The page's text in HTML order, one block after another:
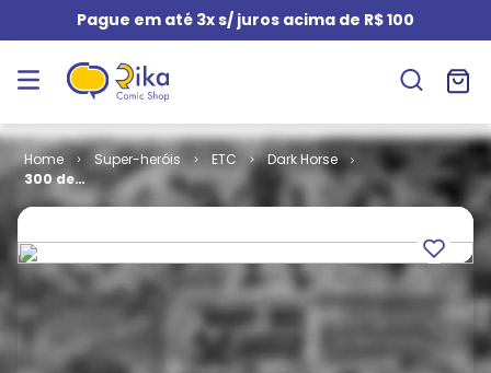
Pague em até 3x s/ juros acima de R$ 100
Super-heróis ETC
Dark Horse
300 de
Esparta # 4